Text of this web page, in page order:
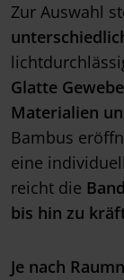
Zur Auswahl
Glatte
Materialien
Bambus
eine
reicht die
bis hin zu
Je nach